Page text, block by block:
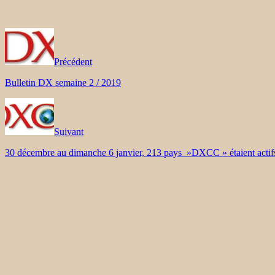
Précédent
Bulletin DX semaine 2 / 2019
Suivant
30 décembre au dimanche 6 janvier, 213 pays »DXCC » étaient